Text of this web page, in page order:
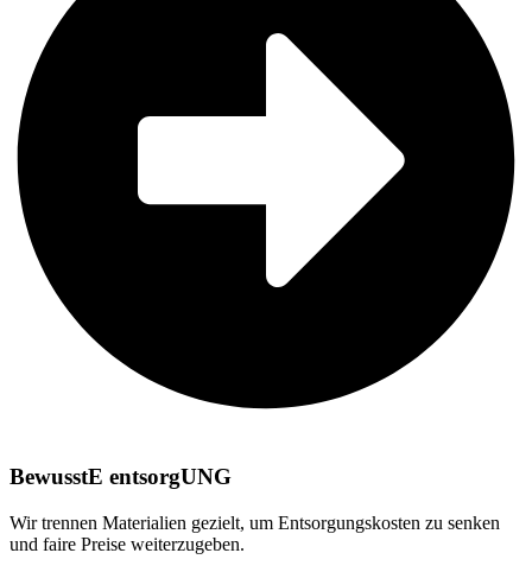
BewusstE entsorgUNG
Wir trennen Materialien gezielt, um Entsorgungskosten zu senken
und faire Preise weiterzugeben.